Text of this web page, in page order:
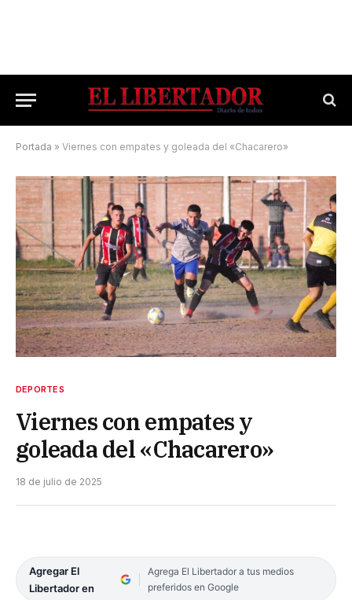
Portada » Viernes con empates y goleada del «Chacarero»
DEPORTES
Viernes con empates y
goleada del «Chacarero»
18 de julio de 2025
Agregar El
Libertador en
Agrega El Libertador a tus medios
preferidos en Google